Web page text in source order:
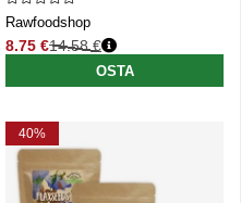
Rawfoodshop
8.75 €
Normaali hinta
14.58 €
OSTA
40%